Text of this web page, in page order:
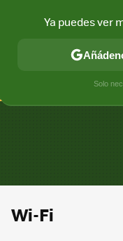
CONECTIVIDAD
Wi-Fi
Ya puedes ver
Solo